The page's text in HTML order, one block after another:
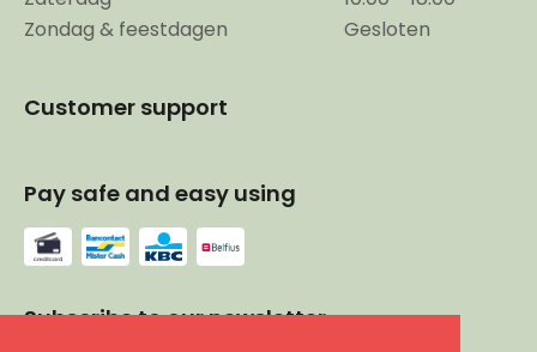
Zondag & feestdagen
Gesloten
Customer support
Pay safe and easy using
Subscribe to our newsletter